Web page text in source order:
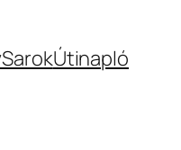
Útinapló